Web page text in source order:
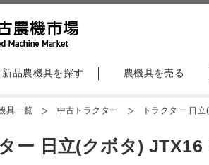
新品農機具を探す 農機具を売る
具一覧 中古トラクター トラクター 日
ー 日立(クボタ) JTX16